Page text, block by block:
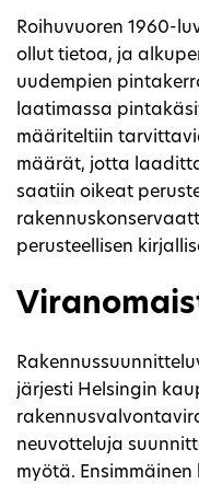
Roihuvuoren 1960-
ollut tietoa, ja
uudempien
laatimassa
määriteltiin
määrät, jotta
saatiin oikeat
perusteellisen
järjesti Helsingin
neuvotteluja
myötä.